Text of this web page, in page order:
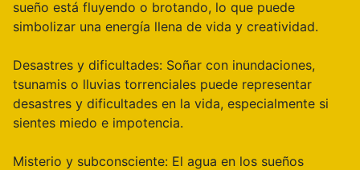
sueño está fluyendo o brotando, lo que puede
simbolizar una energía llena de vida y creatividad.
Desastres y dificultades: Soñar con inundaciones,
tsunamis o lluvias torrenciales puede representar
desastres y dificultades en la vida, especialmente si
sientes miedo e impotencia.
Misterio y subconsciente: El agua en los sueños